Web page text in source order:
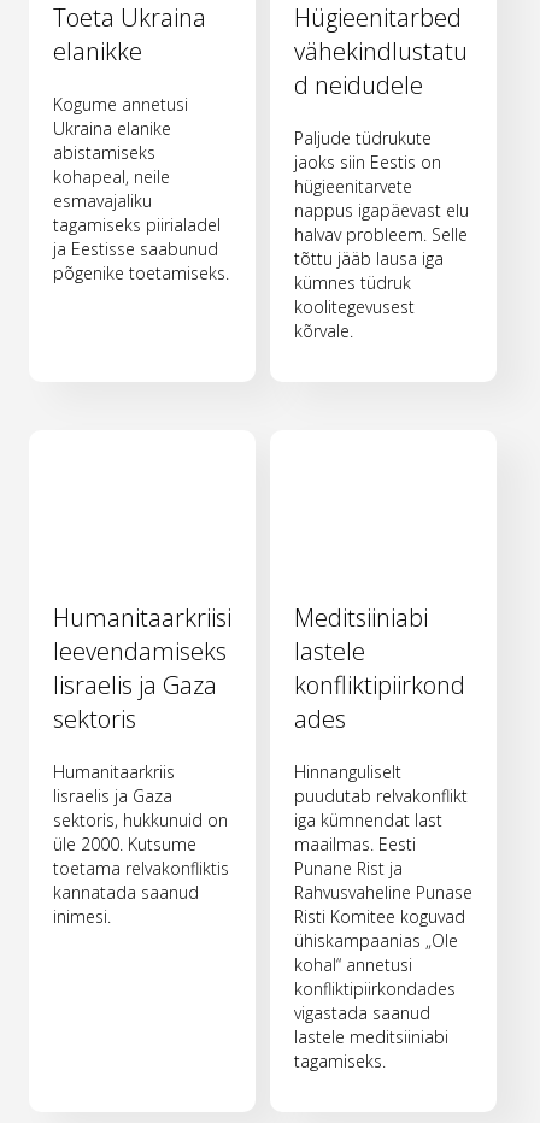
Toeta Ukraina
elanikke
Kogume annetusi
Ukraina elanike
abistamiseks
kohapeal, neile
esmavajaliku
tagamiseks piirialadel
ja Eestisse saabunud
põgenike toetamiseks.
Hügieenitarbed
vähekindlustatu
d neidudele
Paljude tüdrukute
jaoks siin Eestis on
hügieenitarvete
nappus igapäevast elu
halvav probleem. Selle
tõttu jääb lausa iga
kümnes tüdruk
koolitegevusest
kõrvale.
Humanitaarkriisi
leevendamiseks
Iisraelis ja Gaza
sektoris
Humanitaarkriis
Iisraelis ja Gaza
sektoris, hukkunuid on
üle 2000. Kutsume
toetama relvakonfliktis
kannatada saanud
inimesi.
Meditsiiniabi
lastele
konfliktipiirkond
ades
Hinnanguliselt
puudutab relvakonflikt
iga kümnendat last
maailmas. Eesti
Punane Rist ja
Rahvusvaheline Punase
Risti Komitee koguvad
ühiskampaanias „Ole
kohal“ annetusi
konfliktipiirkondades
vigastada saanud
lastele meditsiiniabi
tagamiseks.